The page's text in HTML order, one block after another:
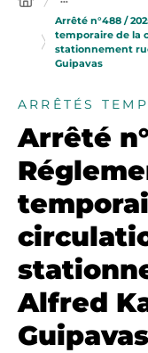
Arrêté n°488 /
temporaire de la
stationnement
Guipavas
ARRÊTÉS
Arrêté
Alfred
Guipavas